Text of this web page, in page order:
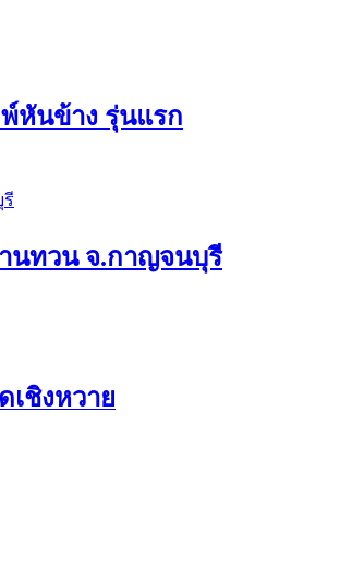
หันข้าง รุ่นแรก
นทวน จ.กาญจนบุรี
เชิงหวาย